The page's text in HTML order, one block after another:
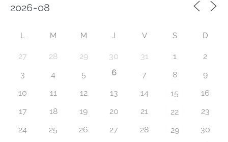
L M M J V S D
27 28 29 30 31 1
2
3
4 5 6 7 8
9
10
11 12 13 14 15
16
17
18 19 20 21 22
23
24
25 26 27 28 29
30